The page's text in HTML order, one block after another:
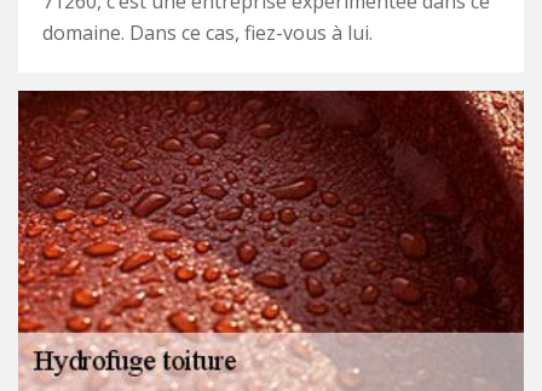
domaine. Dans ce cas, fiez-vous à lui.